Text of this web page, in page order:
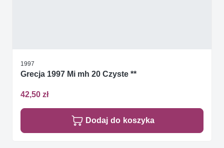
1997
Grecja 1997 Mi mh 20 Czyste **
42,50 zł
Dodaj do koszyka